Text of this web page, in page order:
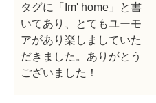
タグに「Im' home」と書
いてあり、とてもユーモ
アがあり楽しましていた
だきました。ありがとう
ございました！